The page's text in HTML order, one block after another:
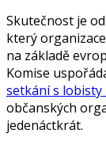
Skutečnost je
který
na základě
Komise
setkání s
občanských
jedenáctkrát.